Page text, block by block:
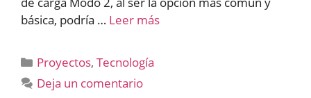
básica, podría … Leer más
Categorías
Proyectos,Tecnología
Deja un comentario